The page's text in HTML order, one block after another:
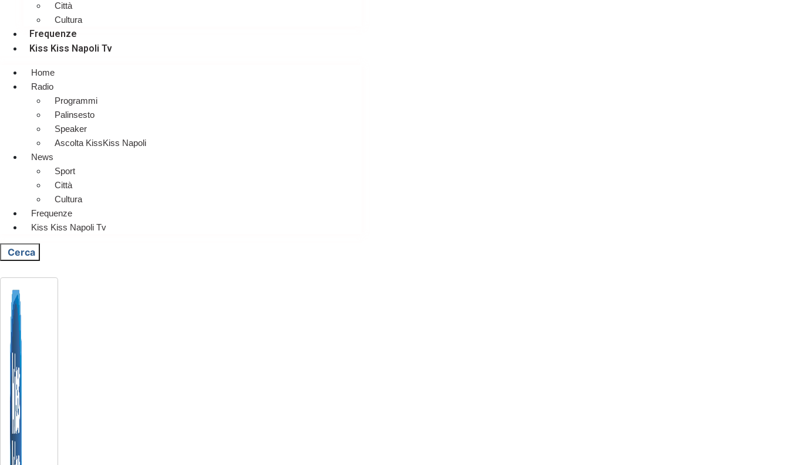
Città
Cultura
Frequenze
Kiss Kiss Napoli Tv
Home
Radio
Programmi
Palinsesto
Speaker
Ascolta KissKiss Napoli
News
Sport
Città
Cultura
Frequenze
Kiss Kiss Napoli Tv
Cerca